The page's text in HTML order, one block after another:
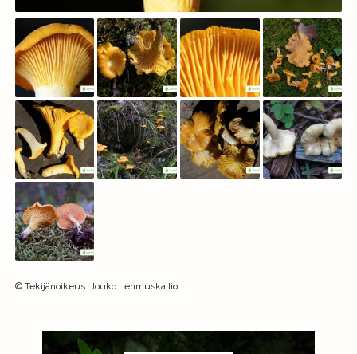
© Tekijänoikeus: Jouko Lehmuskallio